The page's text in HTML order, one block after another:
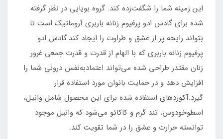
این زمینه شما را شگفت‌زده کند. گروه بویایی در نظر گرفته
شده برای گادس ادو پرفیوم زنانه باربری آروماتیک است تا
بتواند رایحه پر از عشق و طراوت را ایجاد کند.گادس ادو
پرفیوم زنانه باربری که با الهام از قدرت و قدرت جمعی غرور
زنان مقتدر طراحی شده می‌تواند اعتمادبه‌نفس درونی شما را
افزایش دهد و در حمایت بانوان مورد استفاده قرار
گیرد.آکوردهای استفاده شده برای این محصول شامل وانیل،
اسطوخودوس، تند گرم و کاکائو می‌شود که وانیل موجود
توانسته حرارت و عشق را در شما تقویت کند.